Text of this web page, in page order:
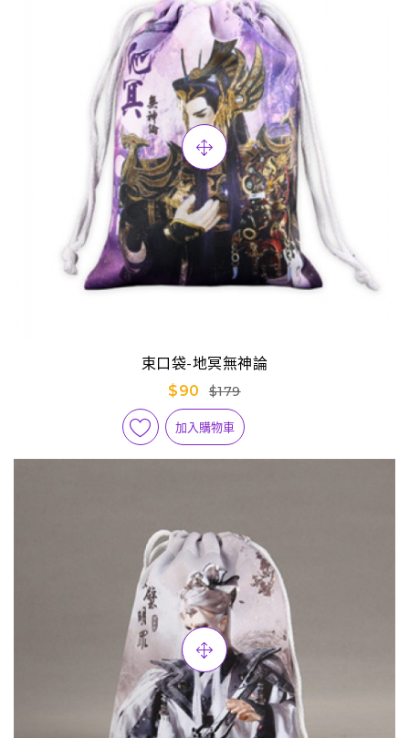
束口袋-地冥無神論
$90
$179
加入購物車